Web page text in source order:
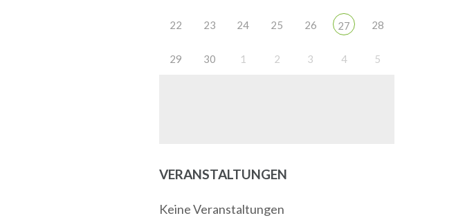
22 23 24 25 26 27 28
29 30 1 2 3 4 5
VERANSTALTUNGEN
Keine Veranstaltungen